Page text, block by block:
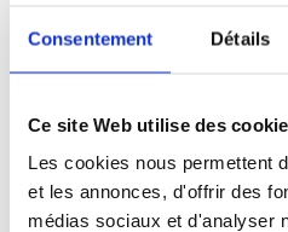
Consentement Détails
Ce site Web utilise des
Les cookies nous permettent
et les annonces, d'offrir des
médias sociaux et d'analyser
Profil
Qualifications et diplômes :